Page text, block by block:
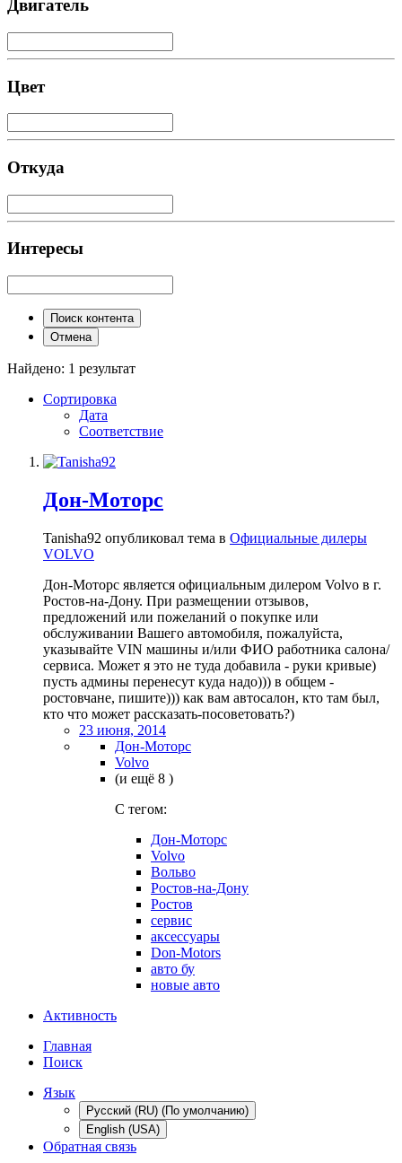
Двигатель
Цвет
Откуда
Интересы
Поиск контента
Отмена
Найдено: 1 результат
Сортировка
Дата
Соответствие
Дон-Моторс
Tanisha92 опубликовал тема в Официальные дилеры
VOLVO
Дон-Моторс является официальным дилером Volvo в г.
Ростов-на-Дону. При размещении отзывов,
предложений или пожеланий о покупке или
обслуживании Вашего автомобиля, пожалуйста,
указывайте VIN машины и/или ФИО работника салона/
сервиса. Может я это не туда добавила - руки кривые)
пусть админы перенесут куда надо))) в общем -
ростовчане, пишите))) как вам автосалон, кто там был,
кто что может рассказать-посоветовать?)
23 июня, 2014
Дон-Моторс
Volvo
(и ещё 8 )
C тегом:
Дон-Моторс
Volvo
Вольво
Ростов-на-Дону
Ростов
сервис
аксессуары
Don-Motors
авто бу
новые авто
Активность
Главная
Поиск
Язык
Русский (RU) (По умолчанию)
English (USA)
Обратная связь